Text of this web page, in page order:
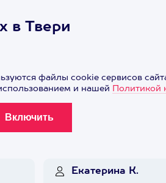
в Твери
файлы cookie сервисов
и нашей Политикой
Екатерина К.